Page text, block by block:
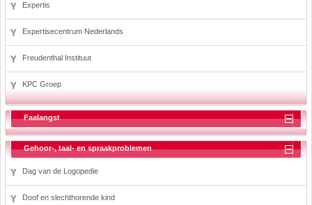
Expertis
Expertisecentrum Nederlands
Freudenthal Instituut
KPC Groep
Faalangst
Gehoor-, taal- en spraakproblemen
Dag van de Logopedie
Doof en slechthorende kind